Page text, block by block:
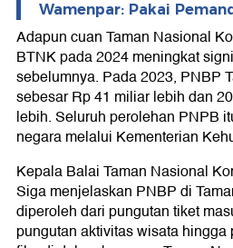
Wamenpar: Pakai
Adapun cuan Taman Nasional
BTNK pada 2024 meningkat
sebelumnya. Pada 2023, PNBP
sebesar Rp 41 miliar lebih dan
lebih. Seluruh perolehan PNPB
negara melalui Kementerian
Kepala Balai Taman Nasional
Siga menjelaskan PNBP di
diperoleh dari pungutan tiket
pungutan aktivitas wisata